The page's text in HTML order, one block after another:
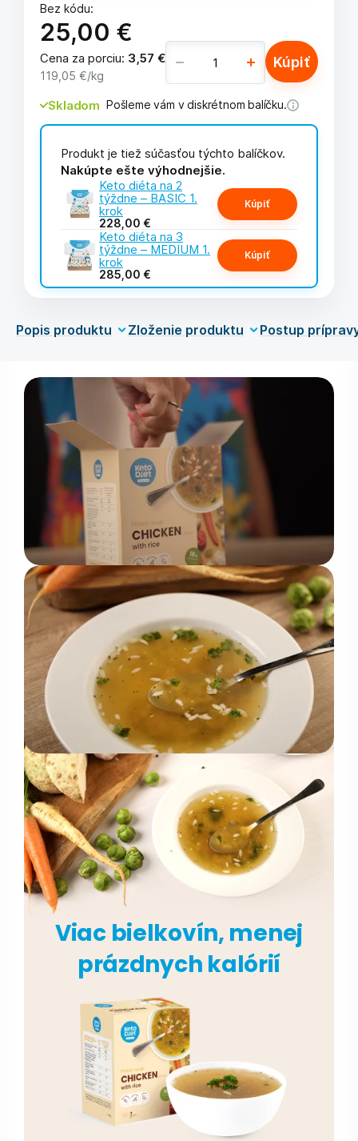
Bez kódu:
25,00 €
Cena za porciu: 3,57 €
119,05 €/kg
Kúpiť
Skladom Pošleme vám v diskrétnom balíčku.
Produkt je tiež súčasťou týchto balíčkov.
Nakúpte ešte výhodnejšie.
Keto diéta na 2
týždne – BASIC 1.
krok
228,00 €
Kúpiť
Keto diéta na 3
týždne – MEDIUM 1.
krok
285,00 €
Kúpiť
Popis produktu Zloženie produktu Postup
Viac bielkovín, menej
prázdnych kalórií